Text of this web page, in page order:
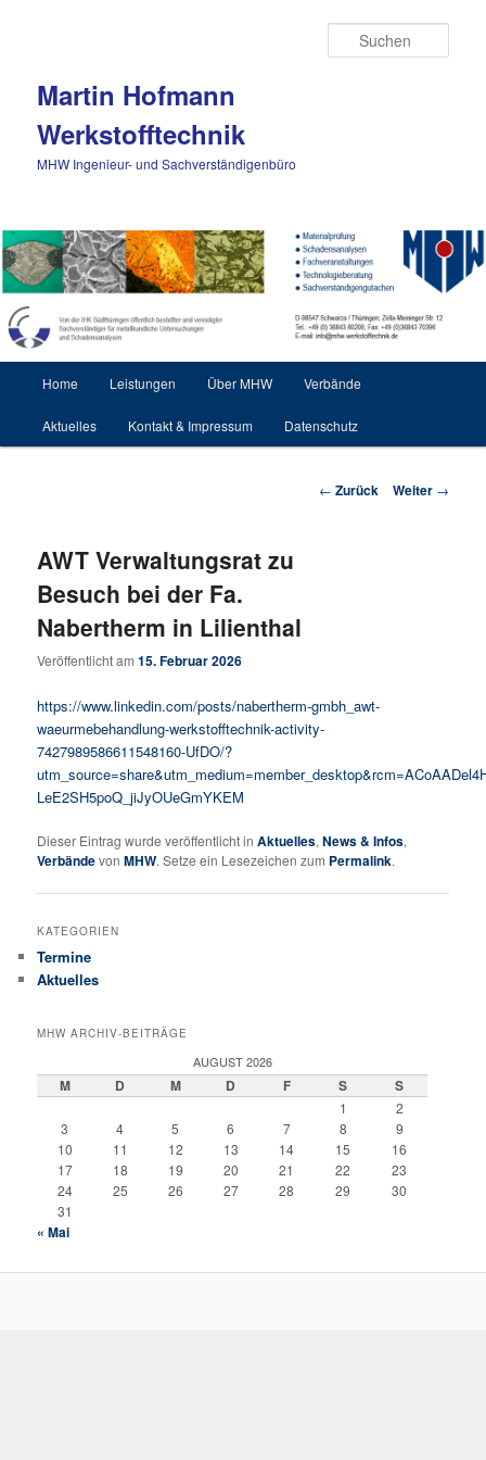
Martin Hofmann
Werkstofftechnik
MHW Ingenieur- und Sachverständigenbüro
Home Leistungen Über MHW Verbände
Aktuelles Kontakt & Impressum Datenschutz
Beitrags-Navigation
← Zurück Weiter →
AWT Verwaltungsrat zu
Besuch bei der Fa.
Nabertherm in Lilienthal
Veröffentlicht am15. Februar 2026
https://www.linkedin.com/posts/nabertherm-gmbh_awt-
waeurmebehandlung-werkstofftechnik-activity-
7427989586611548160-UfDO/?
LeE2SH5poQ_jiJyOUeGmYKEM
Dieser Eintrag wurde veröffentlicht inAktuelles,News & Infos,
VerbändevonMHW. Setze ein Lesezeichen zum Permalink.
KATEGORIEN
Termine
Aktuelles
MHW ARCHIV-BEITRÄGE
AUGUST 2026
M D M D F S S
1
2
3
4 5 6 7 8
9
10
11 12 13 14 15
16
17
18 19 20 21 22
23
24
25 26 27 28 29
30
31
« Mai